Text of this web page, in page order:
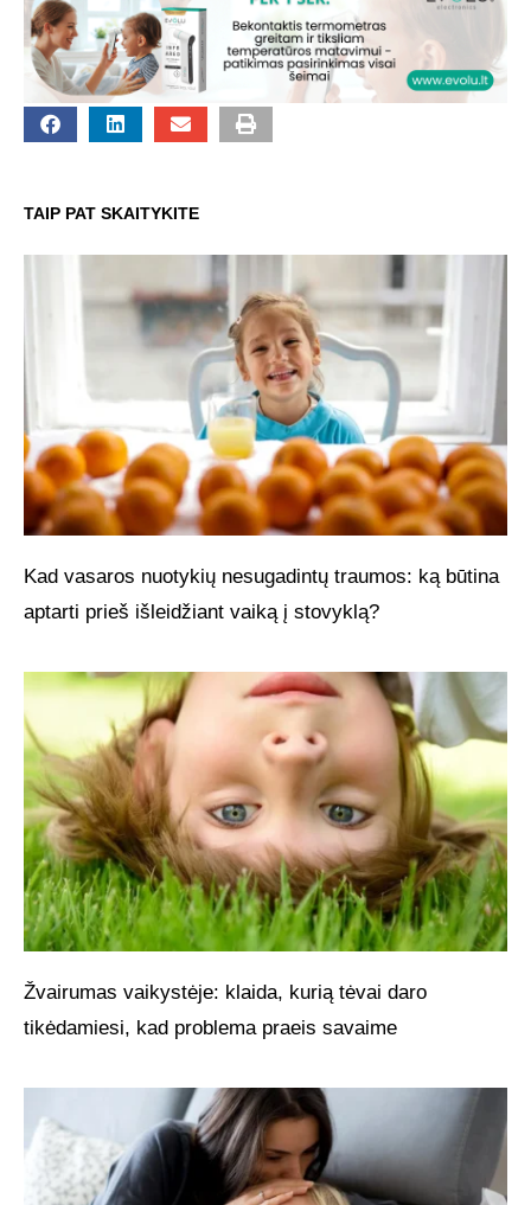
TAIP PAT SKAITYKITE
Kad vasaros nuotykių nesugadintų traumos: ką būtina
aptarti prieš išleidžiant vaiką į stovyklą?
Žvairumas vaikystėje: klaida, kurią tėvai daro
tikėdamiesi, kad problema praeis savaime